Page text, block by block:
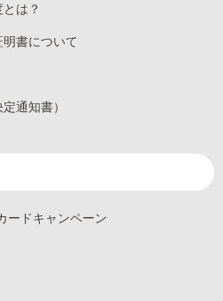
は？
書について
通知書）
ードキャンペーン